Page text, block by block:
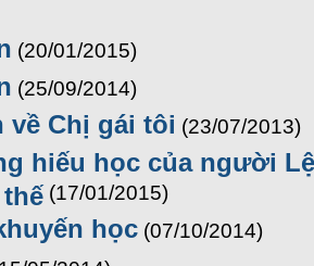
(20/01/2015)
(25/09/2014)
về Chị gái tôi (23/07/2013)
hiếu học của người
(17/01/2015)
học (07/10/2014)